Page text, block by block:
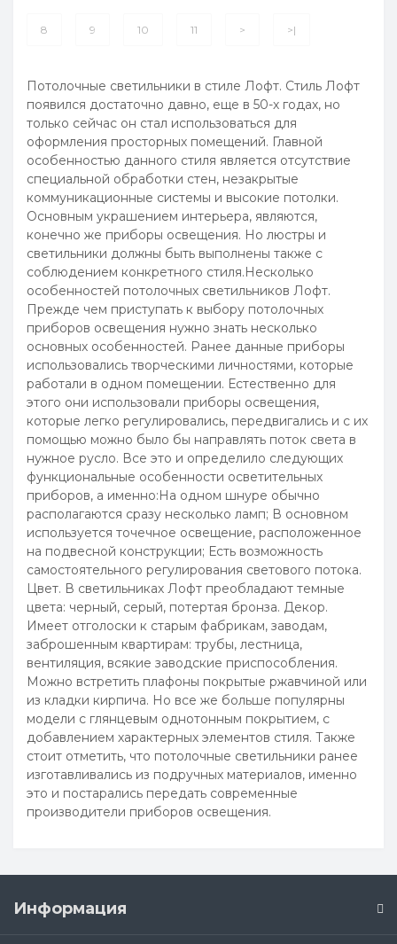
8 9 10 11 > >|
Потолочные светильники в стиле Лофт. Стиль Лофт
появился достаточно давно, еще в 50-х годах, но
только сейчас он стал использоваться для
оформления просторных помещений. Главной
особенностью данного стиля является отсутствие
специальной обработки стен, незакрытые
коммуникационные системы и высокие потолки.
Основным украшением интерьера, являются,
конечно же приборы освещения. Но люстры и
светильники должны быть выполнены также с
соблюдением конкретного стиля.Несколько
особенностей потолочных светильников Лофт.
Прежде чем приступать к выбору потолочных
приборов освещения нужно знать несколько
основных особенностей. Ранее данные приборы
использовались творческими личностями, которые
работали в одном помещении. Естественно для
этого они использовали приборы освещения,
которые легко регулировались, передвигались и с их
помощью можно было бы направлять поток света в
нужное русло. Все это и определило следующих
функциональные особенности осветительных
приборов, а именно:На одном шнуре обычно
располагаются сразу несколько ламп; В основном
используется точечное освещение, расположенное
на подвесной конструкции; Есть возможность
самостоятельного регулирования светового потока.
Цвет. В светильниках Лофт преобладают темные
цвета: черный, серый, потертая бронза. Декор.
Имеет отголоски к старым фабрикам, заводам,
заброшенным квартирам: трубы, лестница,
вентиляция, всякие заводские приспособления.
Можно встретить плафоны покрытые ржавчиной или
из кладки кирпича. Но все же больше популярны
модели с глянцевым однотонным покрытием, с
добавлением характерных элементов стиля. Также
стоит отметить, что потолочные светильники ранее
изготавливались из подручных материалов, именно
это и постарались передать современные
производители приборов освещения.
Информация